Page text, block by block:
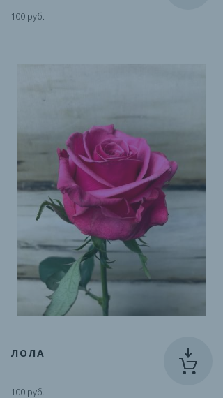
100 руб.
ЛОЛА
100 руб.